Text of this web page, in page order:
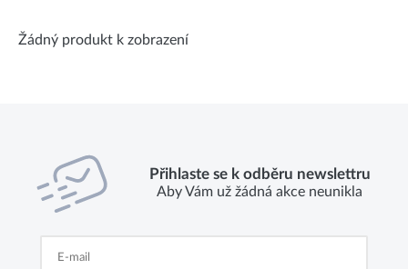
Žádný produkt k zobrazení
Přihlaste se k odběru newslettru
Aby Vám už žádná akce neunikla